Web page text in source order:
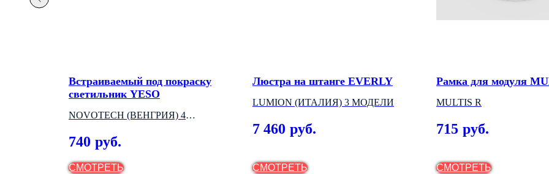
Встраиваемый под покраску
светильник YESO
NOVOTECH (ВЕНГРИЯ) 4
МОДЕЛЕЙ
740 руб.
СМОТРЕТЬ
Люстра на штанге EVERLY
LUMION (ИТАЛИЯ) 3 МОДЕЛИ
7 460 руб.
СМОТРЕТЬ
Рамка для модуля
MULTIS R
715 руб.
СМОТРЕТЬ